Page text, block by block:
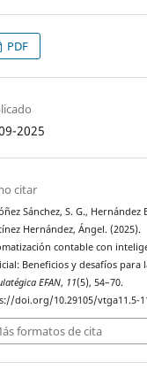
PDF
2025
citar
Sánchez, S. G., Hernández
Hernández, Ángel. (2025).
contable con
Beneficios y desafíos para
EFAN, 11(5), 54–70.
doi.org/10.29105/vtga11.5-
formatos de cita